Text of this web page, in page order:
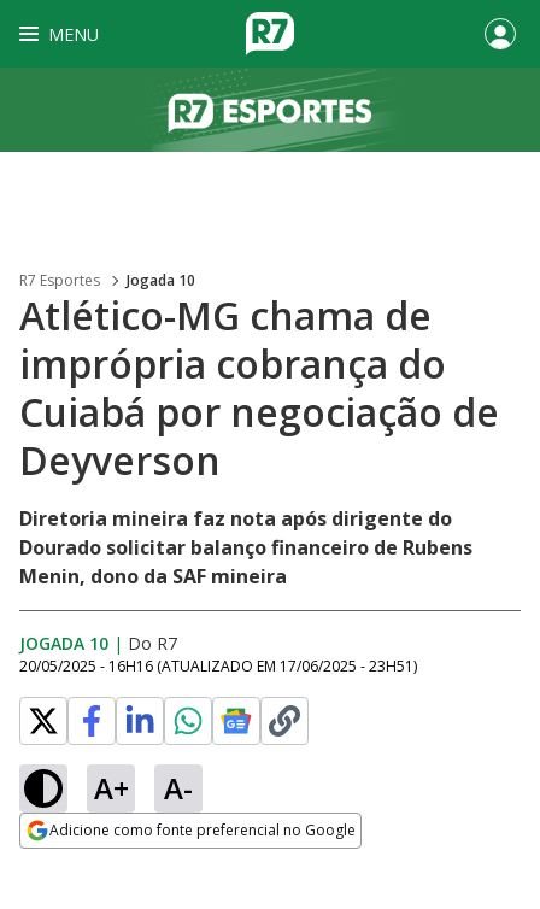
MENU
R7 Esportes Jogada 10
Atlético-MG chama de
imprópria cobrança do
Cuiabá por negociação de
Deyverson
Diretoria mineira faz nota após dirigente do
Dourado solicitar balanço financeiro de Rubens
Menin, dono da SAF mineira
JOGADA 10 | Do R7
20/05/2025 - 16H16 (ATUALIZADO EM 17/06/2025 - 23H51)
A+ A-
Adicione como fonte preferencial no Google